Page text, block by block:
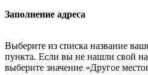
Заполнение адреса
Выберите из списка название
пункта. Если вы не нашли свой
выберите значение «Другое